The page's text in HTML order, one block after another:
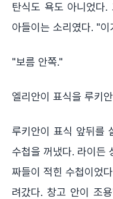
탄식도 욕도 아니었다
아들이는 소리였다. "
"보름 안쪽."
엘리안이 표식을 루키
루키안이 표식 앞뒤를
수첩을 꺼냈다. 라이든
짜들이 적힌 수첩이었
려갔다. 창고 안이 조